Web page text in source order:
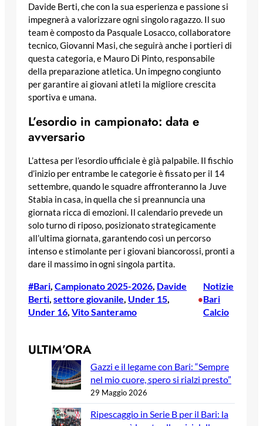
Davide Berti, che con la sua esperienza e passione si
impegnerà a valorizzare ogni singolo ragazzo. Il suo
team è composto da Pasquale Losacco, collaboratore
tecnico, Giovanni Masi, che seguirà anche i portieri di
questa categoria, e Mauro Di Pinto, responsabile
della preparazione atletica. Un impegno congiunto
per garantire ai giovani atleti la migliore crescita
sportiva e umana.
L’esordio in campionato: data e
avversario
L’attesa per l’esordio ufficiale è già palpabile. Il fischio
d’inizio per entrambe le categorie è fissato per il 14
settembre, quando le squadre affronteranno la Juve
Stabia in casa, in quella che si preannuncia una
giornata ricca di emozioni. Il calendario prevede un
solo turno di riposo, posizionato strategicamente
all’ultima giornata, garantendo così un percorso
intenso e stimolante per i giovani biancorossi, pronti a
dare il massimo in ogni singola partita.
#Bari Campionato 2025-2026 Davide
Berti settore giovanile Under 15
Under 16 Vito Santeramo
•
Notizie
Bari
Calcio
ULTIM’ORA
Gazzi e il legame con Bari: “Sempre
nel mio cuore, spero si rialzi presto”
29 Maggio 2026
Ripescaggio in Serie B per il Bari: la